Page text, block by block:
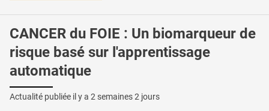
CANCER du FOIE : Un biomarqueur de
risque basé sur l'apprentissage
automatique
Actualité publiée il y a 2 semaines 2 jours